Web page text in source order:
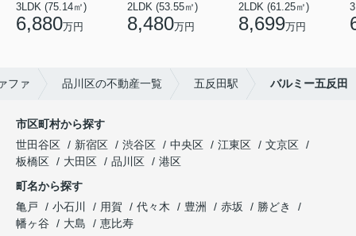
3LDK (75.14㎡)
6,880万円
2LDK (53.55㎡)
8,480万円
2LDK (61.25㎡)
8,699万円
ファ 品川区の不動産一覧 五反田駅 バルミー五反田
市区町村から探す
世田谷区
新宿区 渋谷区 中央区 江東区
文京区
板橋区
大田区 品川区
港区
町名から探す
亀戸
小石川 用賀 代々木 豊洲 赤坂
勝どき
幡ヶ谷
大島
恵比寿